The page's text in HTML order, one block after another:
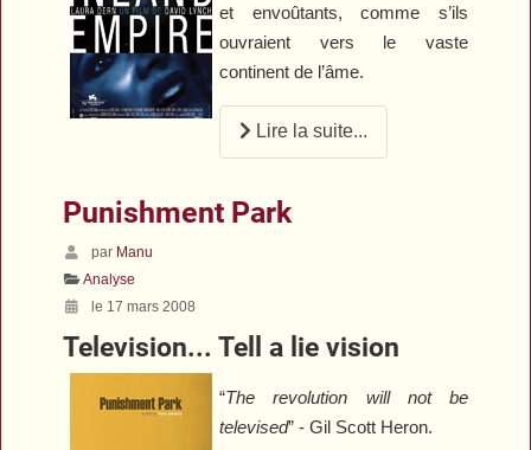
et envoûtants, comme s’ils
ouvraient vers le vaste
continent de l’âme.
Lire la suite...
Punishment Park
par Manu
Analyse
le 17 mars 2008
Television... Tell a lie vision
“The revolution will not be
televised” - Gil Scott Heron.